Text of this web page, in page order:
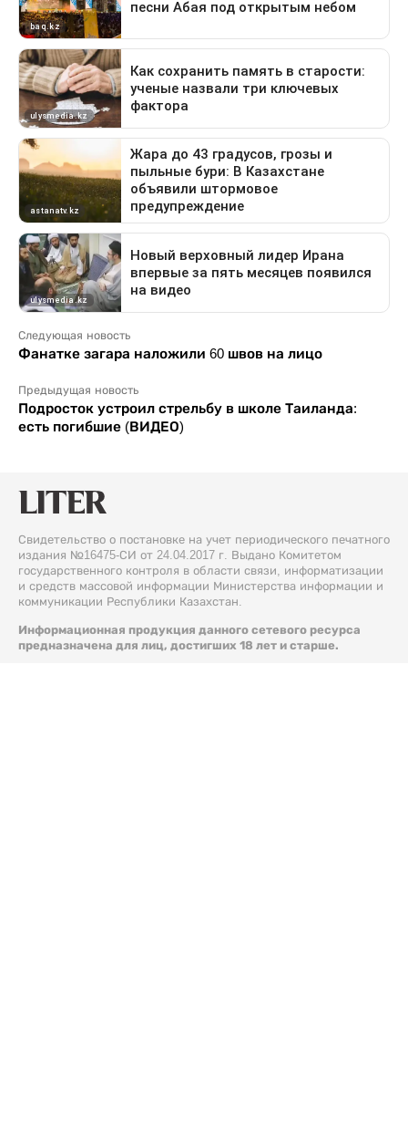
Следующая новость
Фанатке загара наложили 60 швов на лицо
Предыдущая новость
Подросток устроил стрельбу в школе Таиланда:
есть погибшие (ВИДЕО)
Свидетельство о постановке на учет периодического печатного
издания №16475-СИ от 24.04.2017 г. Выдано Комитетом
государственного контроля в области связи, информатизации
и средств массовой информации Министерства информации и
коммуникации Республики Казахстан.
Информационная продукция данного сетевого ресурса
предназначена для лиц, достигших 18 лет и старше.